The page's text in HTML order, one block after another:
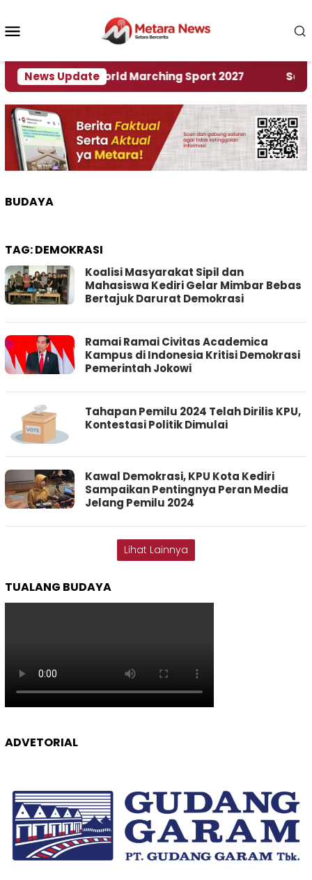
konten
News Update
Rumah World Marching Sport 2027 ‎Soal
BUDAYA
TAG:DEMOKRASI
Koalisi Masyarakat Sipil dan
Mahasiswa Kediri Gelar Mimbar Bebas
Bertajuk Darurat Demokrasi
Ramai Ramai Civitas Academica
Kampus di Indonesia Kritisi Demokrasi
Pemerintah Jokowi
Tahapan Pemilu 2024 Telah Dirilis KPU,
Kontestasi Politik Dimulai
Kawal Demokrasi, KPU Kota Kediri
Sampaikan Pentingnya Peran Media
Jelang Pemilu 2024
Lihat Lainnya
TUALANG BUDAYA
ADVETORIAL